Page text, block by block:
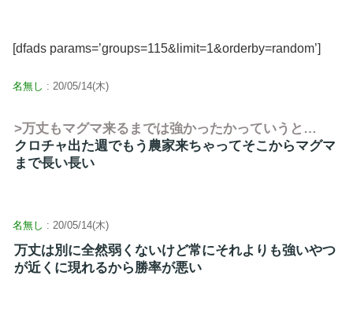
[dfads params=’groups=115&limit=1&orderby=random’]
名無し : 20/05/14(木)
>万丈もマグマ来るまでは強かったかっていうと…
クロチャ出た週でもう農家来ちゃってそこからマグマ
まで長い長い
名無し : 20/05/14(木)
万丈は別に全然弱くないけど常にそれよりも強いやつ
が近くに現れるから勝率が悪い